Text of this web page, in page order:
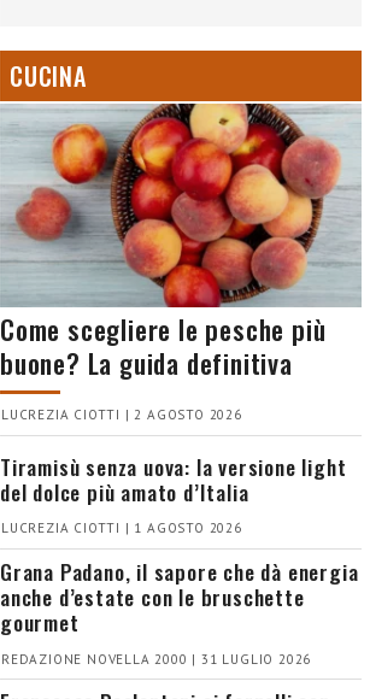
CUCINA
Come scegliere le pesche più
buone? La guida definitiva
LUCREZIA CIOTTI | 2 AGOSTO 2026
Tiramisù senza uova: la versione light
del dolce più amato d’Italia
LUCREZIA CIOTTI | 1 AGOSTO 2026
Grana Padano, il sapore che dà energia
anche d’estate con le bruschette
gourmet
REDAZIONE NOVELLA 2000 | 31 LUGLIO 2026